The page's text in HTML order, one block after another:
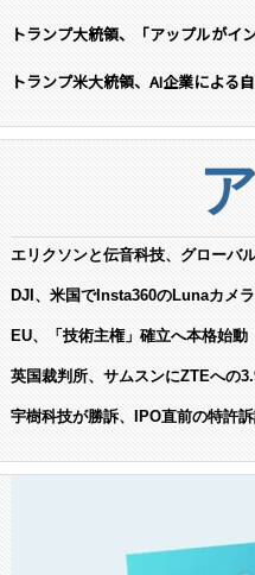
トランプ大統領、「アップルがイ
トランプ米大統領、AI企業による
エリクソンと伝音科技、グローバ
DJI、米国でInsta360のLunaカメ
EU、「技術主権」確立へ本格始
英国裁判所、サムスンにZTEへの
宇樹科技が勝訴、IPO直前の特許